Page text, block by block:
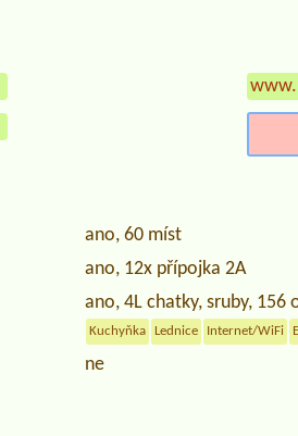
ano, 60 míst
ano, 12x přípojka 2A
ano, 4L chatky, sruby, 156
Kuchyňka Lednice Internet/WiFi
ne